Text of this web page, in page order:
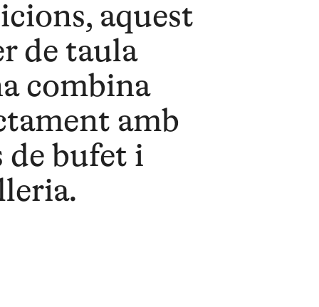
aquest
de taula
combina
amb
de bufet i